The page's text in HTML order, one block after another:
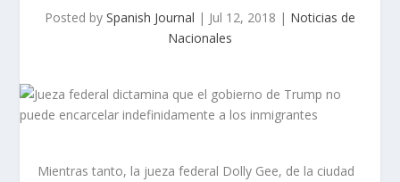
Posted by Spanish Journal | Jul 12, 2018 | Noticias de
Nacionales
Mientras tanto, la jueza federal Dolly Gee, de la ciudad